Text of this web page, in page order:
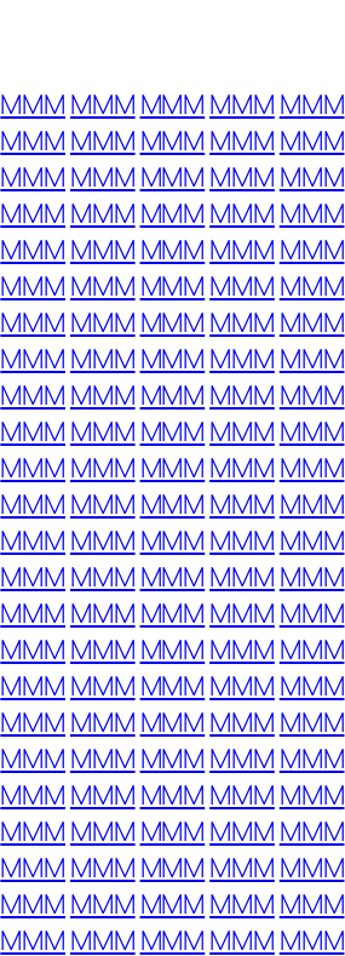
MMM MMM MMM MMM MMM
MMM MMM MMM MMM MMM
MMM MMM MMM MMM MMM
MMM MMM MMM MMM MMM
MMM MMM MMM MMM MMM
MMM MMM MMM MMM MMM
MMM MMM MMM MMM MMM
MMM MMM MMM MMM MMM
MMM MMM MMM MMM MMM
MMM MMM MMM MMM MMM
MMM MMM MMM MMM MMM
MMM MMM MMM MMM MMM
MMM MMM MMM MMM MMM
MMM MMM MMM MMM MMM
MMM MMM MMM MMM MMM
MMM MMM MMM MMM MMM
MMM MMM MMM MMM MMM
MMM MMM MMM MMM MMM
MMM MMM MMM MMM MMM
MMM MMM MMM MMM MMM
MMM MMM MMM MMM MMM
MMM MMM MMM MMM MMM
MMM MMM MMM MMM MMM
MMM MMM MMM MMM MMM